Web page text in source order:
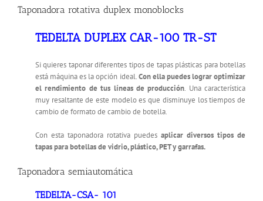
Taponadora rotativa duplex monoblocks
TEDELTA DUPLEX CAR-100 TR-ST
Si quieres taponar diferentes tipos de tapas plásticas para botellas
está máquina es la opción ideal.Con ella puedes lograr optimizar
el rendimiento de tus líneas de producción. Una característica
muy resaltante de este modelo es que disminuye los tiempos de
cambio de formato de cambio de botella.
Con esta taponadora rotativa puedes aplicar diversos tipos de
tapas para botellas de vidrio, plástico, PET y garrafas.
Taponadora semiautomática
TEDELTA-CSA- 101